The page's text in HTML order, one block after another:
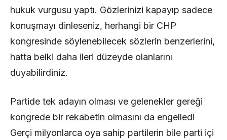
hukuk vurgusu yaptı. Gözlerinizi kapayıp sadece
konuşmayı dinleseniz, herhangi bir CHP
kongresinde söylenebilecek sözlerin benzerlerini,
hatta belki daha ileri düzeyde olanlarını
duyabilirdiniz.
Partide tek adayın olması ve gelenekler gereği
kongrede bir rekabetin olmasını da engelledi
Gerçi milyonlarca oya sahip partilerin bile parti içi